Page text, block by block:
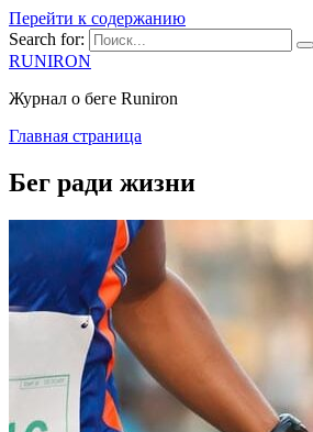
Перейти к содержанию
Search for:
RUNIRON
Журнал о беге Runiron
Главная страница
Бег ради жизни